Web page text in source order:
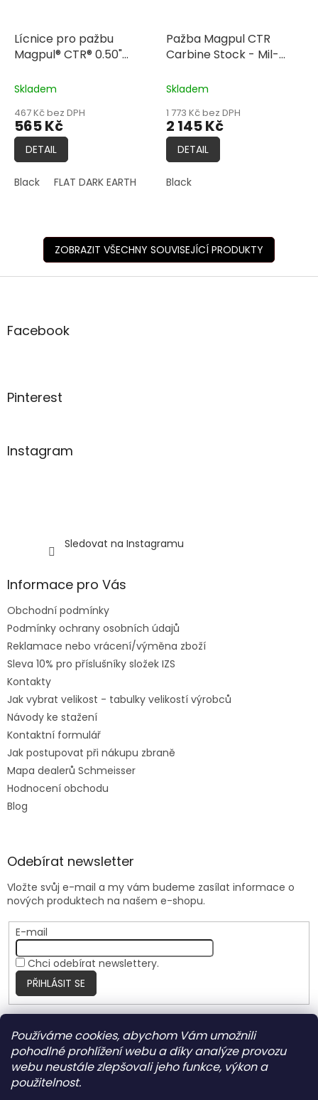
Používáme cookies, abychom Vám umožnili
pohodlné prohlížení webu a díky analýze provozu
webu neustále zlepšovali jeho funkce, výkon a
použitelnost.
Lícnice pro pažbu
Magpul® CTR® 0.50"
Skladem
467 Kč bez DPH
565 Kč
DETAIL
Black FLAT DARK EARTH
Pažba Magpul CTR
Carbine Stock - Mil-
Skladem
1 773 Kč bez DPH
2 145 Kč
DETAIL
Black
ZOBRAZIT VŠECHNY SOUVISEJÍCÍ PRODUKTY
Z
aFacebook
Pinterest
Instagram
Sledovat na Instagramu
Informace pro Vás
Obchodní podmínky
Podmínky ochrany osobních údajů
Reklamace nebo vrácení/výměna zboží
Sleva 10% pro příslušníky složek IZS
Kontakty
Jak vybrat velikost - tabulky velikostí výrobců
Návody ke stažení
Kontaktní formulář
Jak postupovat při nákupu zbraně
Mapa dealerů Schmeisser
Hodnocení obchodu
Blog
Odebírat newsletter
Vložte svůj e-mail a my vám budeme zasílat informace o
nových produktech na našem e-shopu.
E-mail
Chci odebírat newslettery.
PŘIHLÁSIT SE
Nite Ize Czech